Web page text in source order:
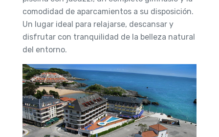
comodidad de aparcamientos a su disposición.
Un lugar ideal para relajarse, descansar y
disfrutar con tranquilidad de la belleza natural
del entorno.